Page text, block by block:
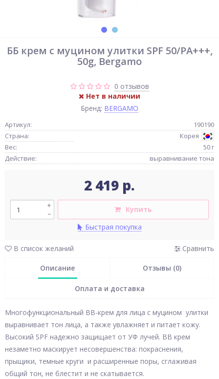
ББ крем с муцином улитки SPF 50/PA+++,
50g, Bergamo
0 отзывов
Нет в наличии
Бренд: BERGAMO
Артикул:
190190
Страна:
Корея
Вес:
50 г
Действие:
выравнивание тона
2 419 р.
–
+
Купить
Быстрая покупка
В список желаний Сравнить
Описание Отзывы (0)
Оплата и доставка
Многофункциональный BB-крем для лица с муцином улитки
выравнивает тон лица, а также увлажняет и питает кожу.
Высокий SPF надежно защищает от УФ лучей. BB крем
незаметно маскирует несовершенства: покраснения,
прыщики, темные круги и расширенные поры, сглаживая
общий тон, не блестит и не скатывается.